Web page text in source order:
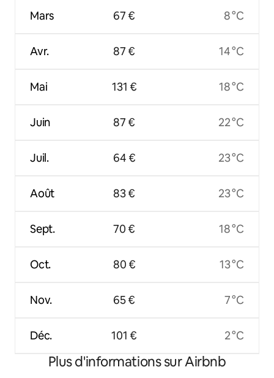
Mars
Avr.
Mai
Juin
Juil.
Août
Sept.
Oct.
Nov.
Déc.
67 €
87 €
131 €
87 €
64 €
83 €
70 €
80 €
65 €
101 €
8 °C
14 °C
18 °C
22 °C
23 °C
23 °C
18 °C
13 °C
7 °C
2 °C
Plus d'informations sur Airbnb